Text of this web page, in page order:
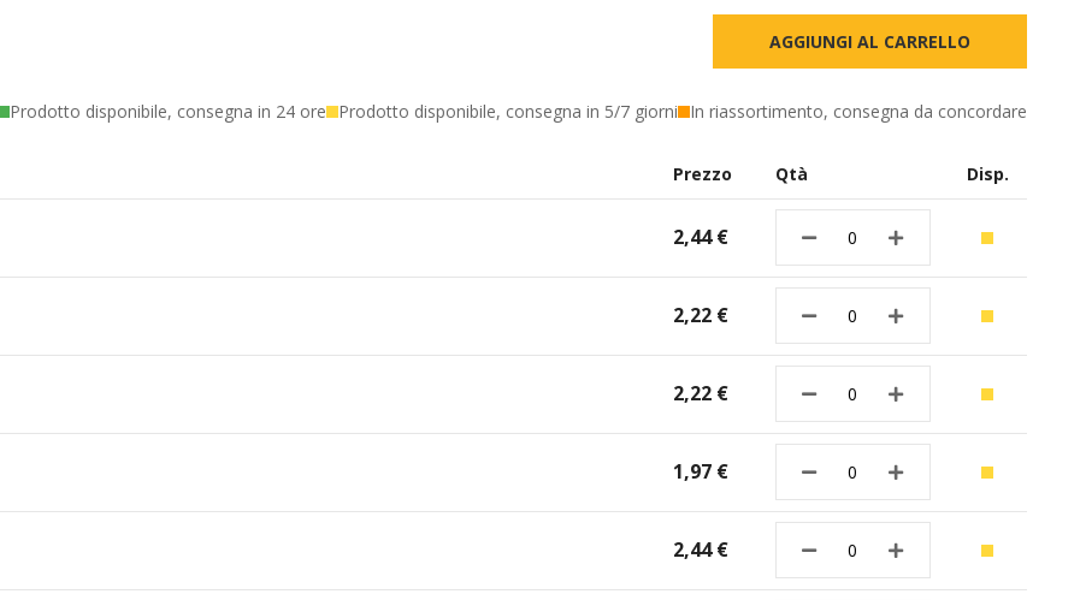
AGGIUNGI AL CARRELLO
Prodotto disponibile, consegna in 24 ore Prodotto disponibile, consegna in 5/7 giorni In riassortimento, consegna da concordare
Prezzo Qtà Disp.
2,44 €
2,22 €
2,22 €
1,97 €
2,44 €